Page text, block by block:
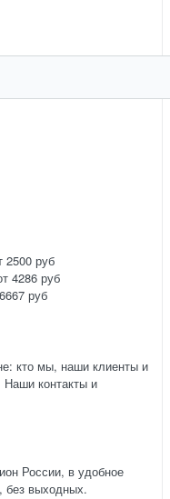
2500 руб
4286 руб
руб
кто мы, наши клиенты и
контакты и
России, в удобное
без выходных.